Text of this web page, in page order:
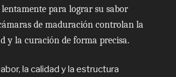
para lograr su sabor
de maduración controlan la
y la curación de forma precisa.
la calidad y la estructura